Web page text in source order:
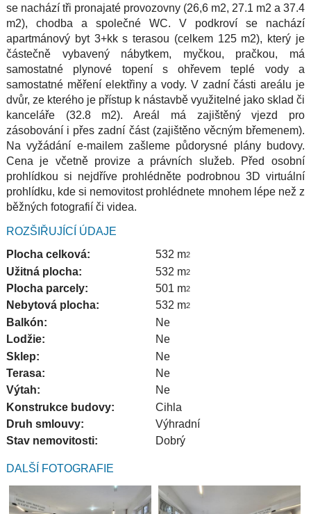
se nachází tři pronajaté provozovny (26,6 m2, 27.1 m2 a 37.4
m2), chodba a společné WC. V podkroví se nachází
apartmánový byt 3+kk s terasou (celkem 125 m2), který je
částečně vybavený nábytkem, myčkou, pračkou, má
samostatné plynové topení s ohřevem teplé vody a
samostatné měření elektřiny a vody. V zadní části areálu je
dvůr, ze kterého je přístup k nástavbě využitelné jako sklad či
kanceláře (32.8 m2). Areál má zajištěný vjezd pro
zásobování i přes zadní část (zajištěno věcným břemenem).
Na vyžádání e-mailem zašleme půdorysné plány budovy.
Cena je včetně provize a právních služeb. Před osobní
prohlídkou si nejdříve prohlédněte podrobnou 3D virtuální
prohlídku, kde si nemovitost prohlédnete mnohem lépe než z
běžných fotografií či videa.
ROZŠIŘUJÍCÍ ÚDAJE
Plocha celková:
532 m2
Užitná plocha: 532 m2
Plocha parcely: 501 m2
Nebytová plocha: 532 m2
Balkón:
Ne
Lodžie:
Ne
Sklep:
Ne
Terasa:
Ne
Výtah:
Ne
Konstrukce budovy:
Cihla
Druh smlouvy:
Výhradní
Stav nemovitosti:
Dobrý
DALŠÍ FOTOGRAFIE